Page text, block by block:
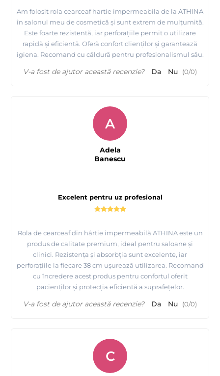
Am folosit rola cearceaf hartie impermeabila de la ATHINA
în salonul meu de cosmetică și sunt extrem de mulțumită.
Este foarte rezistentă, iar perforațiile permit o utilizare
rapidă și eficientă. Oferă confort clienților și garantează
igiena. Recomand cu căldură pentru profesionalismul său.
V-a fost de ajutor această recenzie? Da Nu (0/0)
Excelent pentru uz profesional
Rola de cearceaf din hârtie impermeabilă ATHINA este un
produs de calitate premium, ideal pentru saloane și
clinici. Rezistența și absorbția sunt excelente, iar
perforațiile la fiecare 38 cm ușurează utilizarea. Recomand
cu încredere acest produs pentru confortul oferit
pacienților și protecția eficientă a suprafețelor.
A
Adela
Banescu
V-a fost de ajutor această recenzie? Da Nu (0/0)
C